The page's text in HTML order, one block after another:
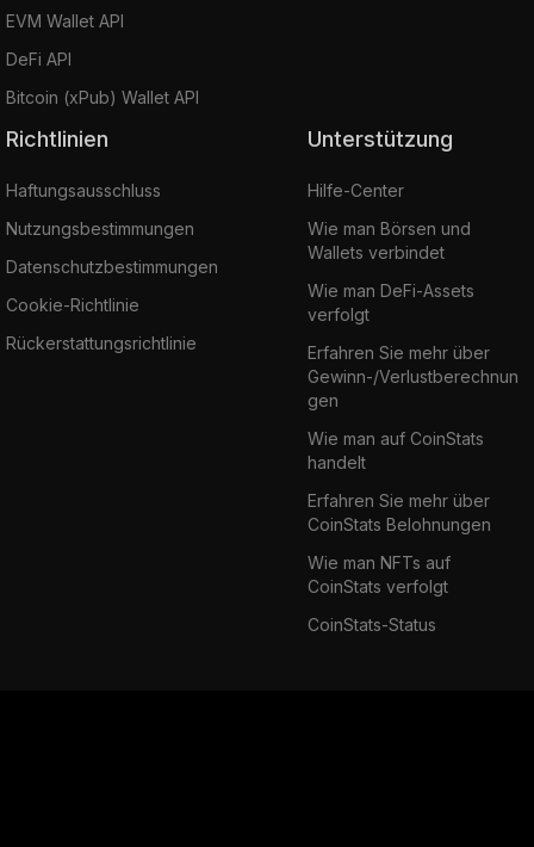
EVM Wallet API
DeFi API
Bitcoin (xPub) Wallet API
Richtlinien
Haftungsausschluss
Nutzungsbestimmungen
Datenschutzbestimmungen
Cookie-Richtlinie
Rückerstattungsrichtlinie
Unterstützung
Hilfe-Center
Wie man Börsen und
Wallets verbindet
Wie man DeFi-Assets
verfolgt
Erfahren Sie mehr über
Gewinn-/Verlustberechnun
gen
Wie man auf CoinStats
handelt
Erfahren Sie mehr über
CoinStats Belohnungen
Wie man NFTs auf
CoinStats verfolgt
CoinStats-Status